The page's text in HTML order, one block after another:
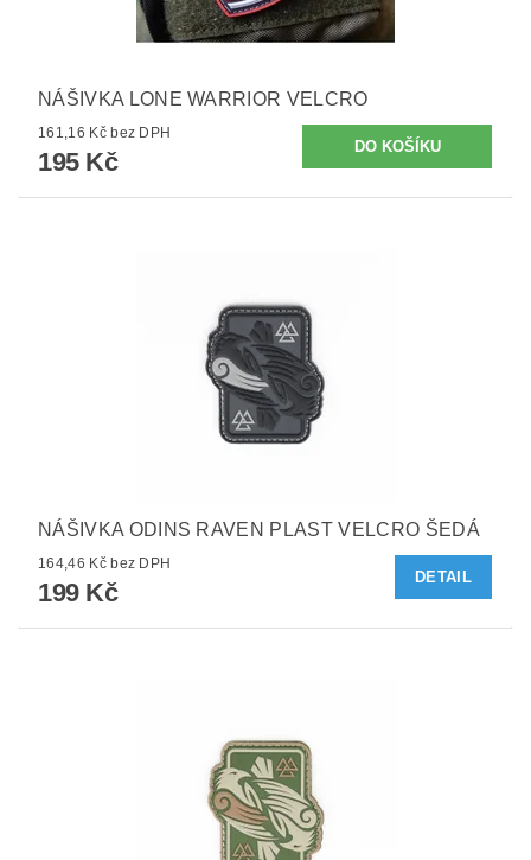
NÁŠIVKA LONE WARRIOR VELCRO
161,16 Kč bez DPH
195 Kč
NÁŠIVKA ODINS RAVEN PLAST VELCRO ŠEDÁ
164,46 Kč bez DPH
199 Kč
DETAIL